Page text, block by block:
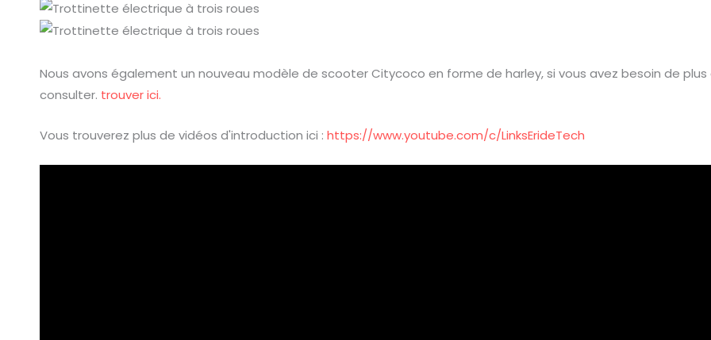
Nous avons également un nouveau modèle de scooter Citycoco en forme de harley, si vous avez besoin de
consulter. trouver ici.
Vous trouverez plus de vidéos d'introduction ici : https://www.youtube.com/c/LinksErideTech